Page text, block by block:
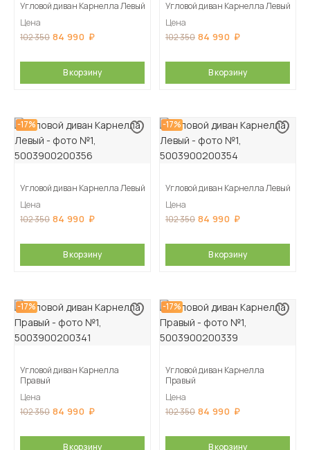
Угловой диван Карнелла Левый
Цена
102 350 84 990
В корзину
Угловой диван Карнелла Левый
Цена
102 350 84 990
В корзину
-17%
Угловой диван Карнелла Левый
Цена
102 350 84 990
В корзину
-17%
Угловой диван Карнелла Левый
Цена
102 350 84 990
В корзину
-17%
Угловой диван Карнелла
Правый
Цена
102 350 84 990
В корзину
-17%
Угловой диван Карнелла
Правый
Цена
102 350 84 990
В корзину